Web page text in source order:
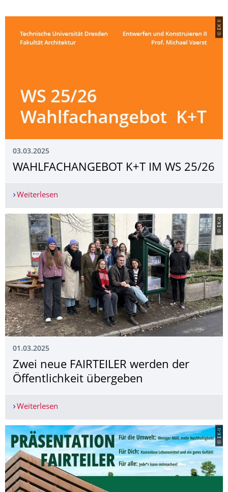
© EK II
03.03.2025
WAHLFACHANGEBOT K+T IM WS 25/26
Weiterlesen
© EK-ll
01.03.2025
Zwei neue FAIRTEILER werden der
Öffentlichkeit übergeben
Weiterlesen
© EK-ll